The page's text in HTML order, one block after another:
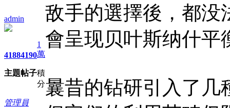
admin
4188
主題
4190
帖子
1
萬
積
分
管理員
敌手的選擇後，都没
會呈现贝叶斯纳什平
曩昔的钻研引入了几